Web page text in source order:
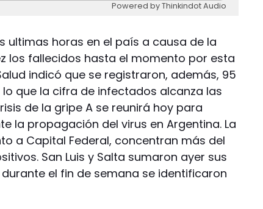
Powered by Thinkindot Audio
ultimas horas en el país a causa de la
los fallecidos hasta el momento por esta
indicó que se registraron, además, 95
que la cifra de infectados alcanza las
de la gripe A se reunirá hoy para
la propagación del virus en Argentina. La
a Capital Federal, concentran más del
San Luis y Salta sumaron ayer sus
el fin de semana se identificaron